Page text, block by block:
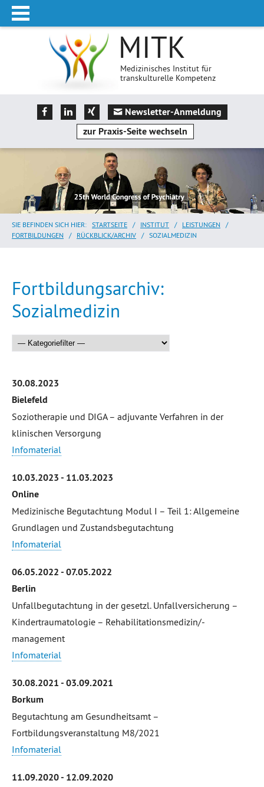
MITK
Medizinisches Institut für
transkulturelle Kompetenz
Newsletter-Anmeldung
zur Praxis-Seite wechseln
SIE BEFINDEN SICH HIER: STARTSEITE / INSTITUT / LEISTUNGEN /
FORTBILDUNGEN / RÜCKBLICK/ARCHIV / SOZIALMEDIZIN
Fortbildungsarchiv:
Sozialmedizin
30.08.2023
Bielefeld
Soziotherapie und DIGA – adjuvante Verfahren in der
klinischen Versorgung
Infomaterial
10.03.2023 - 11.03.2023
Online
Medizinische Begutachtung Modul I – Teil 1: Allgemeine
Grundlagen und Zustandsbegutachtung
Infomaterial
06.05.2022 - 07.05.2022
Berlin
Unfallbegutachtung in der gesetzl. Unfallversicherung –
Kindertraumatologie – Rehabilitationsmedizin/-
management
Infomaterial
30.08.2021 - 03.09.2021
Borkum
Begutachtung am Gesundheitsamt –
Fortbildungsveranstaltung M8/2021
Infomaterial
11.09.2020 - 12.09.2020